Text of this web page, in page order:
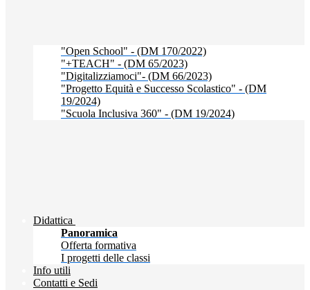
"Open School" - (DM 170/2022)
"+TEACH" - (DM 65/2023)
"Digitalizziamoci"- (DM 66/2023)
"Progetto Equità e Successo Scolastico" - (DM
19/2024)
"Scuola Inclusiva 360" - (DM 19/2024)
Didattica
Panoramica
Offerta formativa
I progetti delle classi
Info utili
Contatti e Sedi